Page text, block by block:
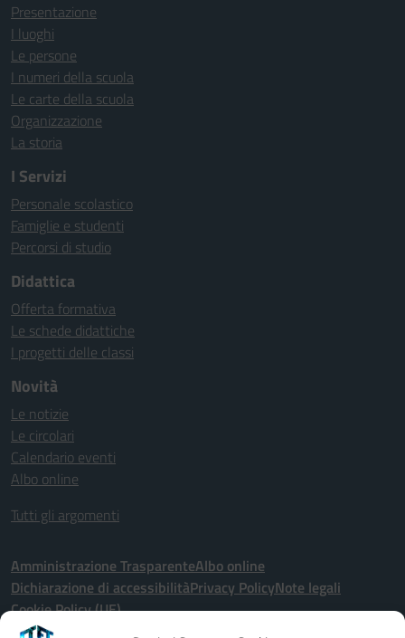
Presentazione
I luoghi
Le persone
I numeri della scuola
Le carte della scuola
Organizzazione
La storia
I Servizi
Personale scolastico
Famiglie e studenti
Percorsi di studio
Didattica
Offerta formativa
Le schede didattiche
I progetti delle classi
Novità
Le notizie
Le circolari
Calendario eventi
Albo online
Tutti gli argomenti
Amministrazione TrasparenteAlbo online
Dichiarazione di accessibilitàPrivacy PolicyNote legali
Cookie Policy (UE)